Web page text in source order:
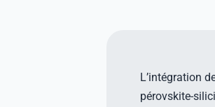
L’intégration
pérovskite-